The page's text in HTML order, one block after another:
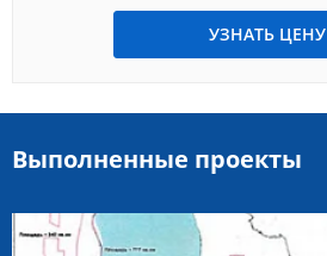
УЗНАТЬ ЦЕНУ
Выполненные проекты